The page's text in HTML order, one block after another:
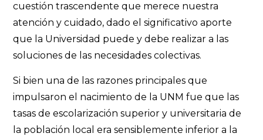
cuestión trascendente que merece nuestra
atención y cuidado, dado el significativo aporte
que la Universidad puede y debe realizar a las
soluciones de las necesidades colectivas.
Si bien una de las razones principales que
impulsaron el nacimiento de la UNM fue que las
tasas de escolarización superior y universitaria de
la población local era sensiblemente inferior a la